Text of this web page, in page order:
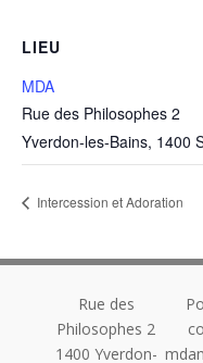
LIEU
MDA
Rue des Philosophes 2
Yverdon-les-Bains, 1400
Intercession et Adoration
Rue des
Philosophes 2
1400 Yverdon-